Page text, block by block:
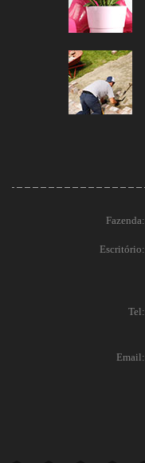
Fazenda:
Escritório:
Tel:
Email: